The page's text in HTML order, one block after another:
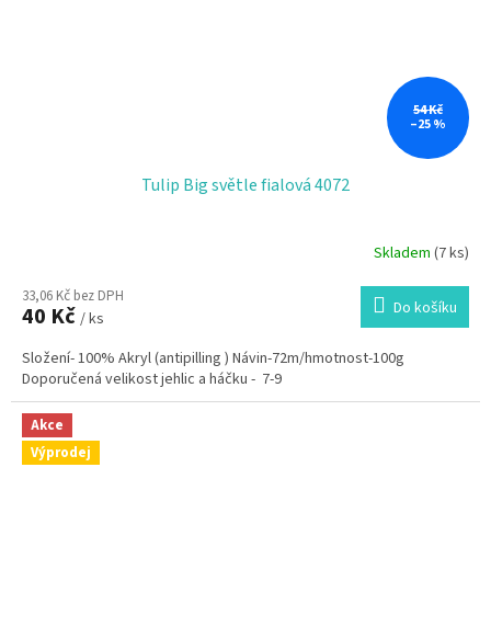
54 Kč
–25 %
Tulip Big světle fialová 4072
Skladem (7 ks)
33,06 Kč bez DPH
40 Kč / ks Do košíku
Složení- 100% Akryl (antipilling ) Návin-72m/hmotnost-100g
Doporučená velikost jehlic a háčku - 7-9
Akce
Výprodej